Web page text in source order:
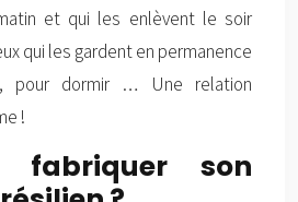
et qui les enlèvent le soir
qui les gardent en permanence
pour dormir … Une relation
!
fabriquer son